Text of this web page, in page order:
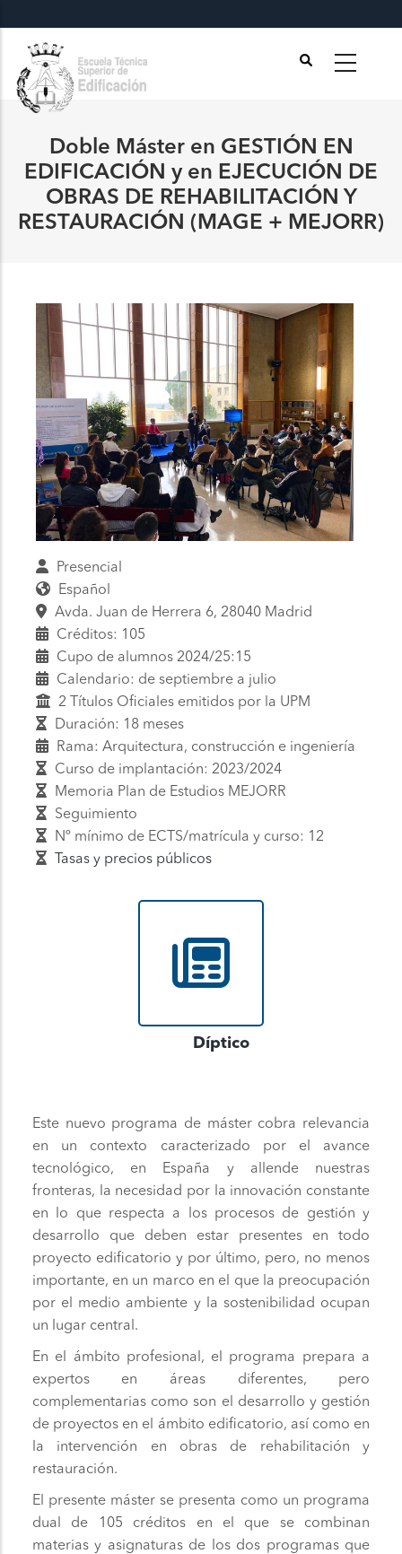
contenido
principal
Doble Máster en GESTIÓN EN
EDIFICACIÓN y en EJECUCIÓN DE
OBRAS DE REHABILITACIÓN Y
RESTAURACIÓN (MAGE + MEJORR)
Presencial
Español
Avda. Juan de Herrera 6, 28040 Madrid
Créditos: 105
Cupo de alumnos 2024/25:15
Calendario: de septiembre a julio
2 Títulos Oficiales emitidos por la UPM
Duración: 18 meses
Rama: Arquitectura, construcción e ingeniería
Curso de implantación: 2023/2024
Memoria Plan de Estudios MEJORR
Seguimiento
Nº mínimo de ECTS/matrícula y curso: 12
Tasas y precios públicos
Díptico
Este nuevo programa de máster cobra relevancia
en un contexto caracterizado por el avance
tecnológico, en España y allende nuestras
fronteras, la necesidad por la innovación constante
en lo que respecta a los procesos de gestión y
desarrollo que deben estar presentes en todo
proyecto edificatorio y por último, pero, no menos
importante, en un marco en el que la preocupación
por el medio ambiente y la sostenibilidad ocupan
un lugar central.
En el ámbito profesional, el programa prepara a
expertos en áreas diferentes, pero
complementarias como son el desarrollo y gestión
de proyectos en el ámbito edificatorio, así como en
la intervención en obras de rehabilitación y
restauración.
El presente máster se presenta como un programa
dual de 105 créditos en el que se combinan
materias y asignaturas de los dos programas que